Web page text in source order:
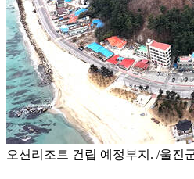
오션리조트 건립 예정부지. /울진